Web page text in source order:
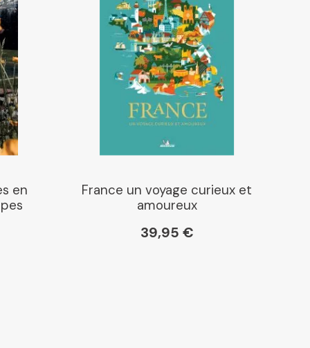
en
France un voyage curieux et
amoureux
39,95 €